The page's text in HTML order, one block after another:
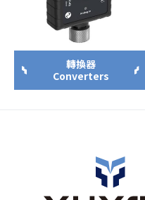
轉換器
Converters